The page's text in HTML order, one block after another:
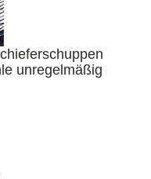
unregelmäßig